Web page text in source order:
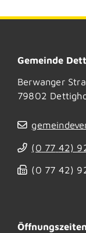
Gemeinde
Berwanger
79802
(0 77 42)
(0 77 42)